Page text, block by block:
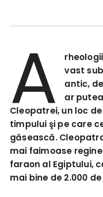
A
vast
antic,
ar
Cleopatrei, un loc
timpului şi pe care
găsească.
mai faimoase
faraon al Egiptului,
mai bine de 2.000